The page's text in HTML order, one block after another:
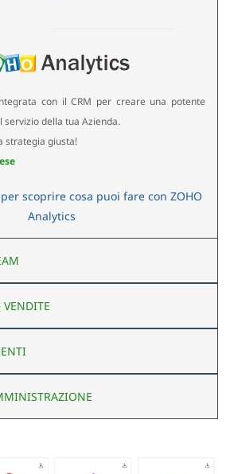
con il CRM per creare una potente
servizio della tua Azienda.
strategia giusta!
scoprire cosa puoi fare con ZOHO
Analytics
alla Massima
con un Servizio Professionale
grazie a ZOHO